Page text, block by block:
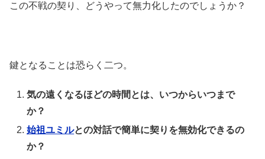
この不戦の契り、どうやって無力化したのでしょうか？
鍵となることは恐らく二つ。
気の遠くなるほどの時間とは、いつからいつまで
か？
始祖ユミルとの対話で簡単に契りを無効化できるの
か？